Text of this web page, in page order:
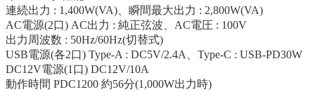
連続出力 : 1,400W(VA)、瞬間最大出力 : 2,800W(VA)
AC電源(2口) AC出力 : 純正弦波、AC電圧 : 100V
出力周波数 : 50Hz/60Hz(切替式)
USB電源(各2口) Type-A : DC5V/2.4A、Type-C : USB-PD30W
DC12V電源(1口) DC12V/10A
動作時間 PDC1200 約56分(1,000W出力時)